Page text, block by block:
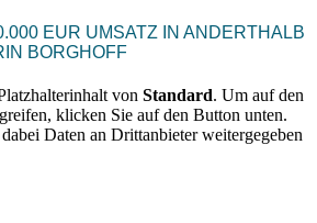
EUR UMSATZ IN ANDERTHALB
BORGHOFF
von Standard. Um auf den
klicken Sie auf den Button unten.
Daten an Drittanbieter weitergegeben